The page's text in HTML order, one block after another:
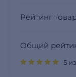
Рейтинг
Общий
5